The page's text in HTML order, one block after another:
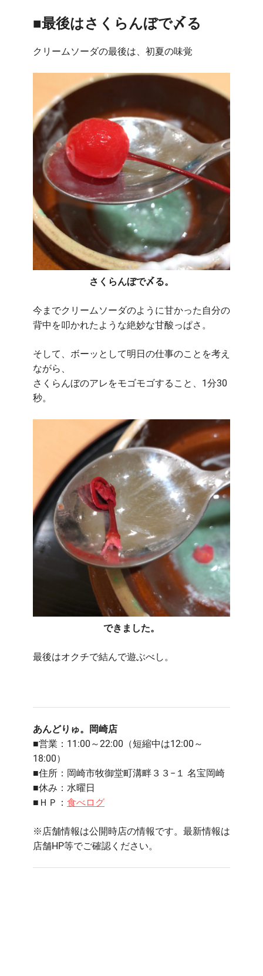
■最後はさくらんぼで〆る
クリームソーダの最後は、初夏の味覚
さくらんぼで〆る。
今までクリームソーダのように甘かった自分の
背中を叩かれたような絶妙な甘酸っぱさ。
そして、ボーッとして明日の仕事のことを考え
ながら、
さくらんぼのアレをモゴモゴすること、1分30
秒。
できました。
最後はオクチで結んで遊ぶべし。
あんどりゅ。岡崎店
■営業：11:00～22:00（短縮中は12:00～
18:00）
■住所： 岡崎市牧御堂町溝畔３３−１ 名宝岡崎
■休み：水曜日
■ＨＰ： 食べログ
※店舗情報は公開時店の情報です。最新情報は
店舗HP等でご確認ください。